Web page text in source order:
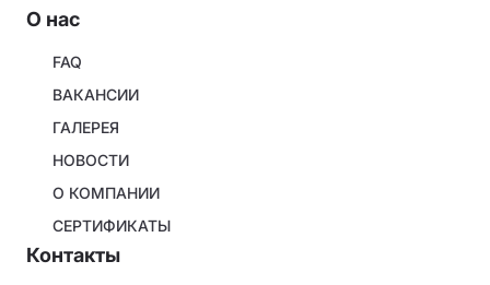
O нас
About
company
FAQ
ВАКАНСИИ
ГАЛЕРЕЯ
НОВОСТИ
О КОМПАНИИ
СЕРТИФИКАТЫ
Контакты